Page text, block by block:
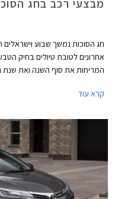
מבצעי רכב בחג
חג הסוכות נמשך שבוע
אחרונים לטובת טיולים בחיק
המוצעים במהלך החג:
קרא עוד